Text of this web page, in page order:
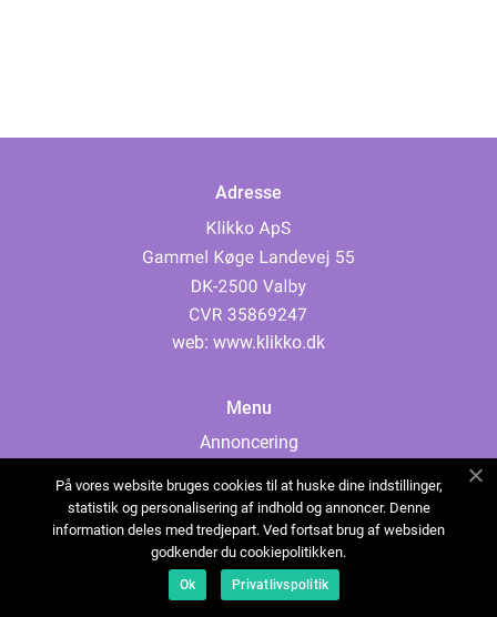
Adresse
web: www.klikko.dk
Menu
Annoncering
Cookies
Kontakt os
Sitemap
På vores website bruges cookies til at huske dine indstillinger,
statistik og personalisering af indhold og annoncer. Denne
information deles med tredjepart. Ved fortsat brug af websiden
godkender du cookiepolitikken.
Ok Privatlivspolitik